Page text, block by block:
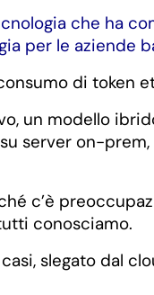
che ha
per le aziende
di token
un modello
server on-
c’è
conosciamo.
slegato dal